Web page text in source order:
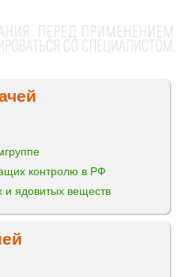
контролю в РФ
ядовитых веществ